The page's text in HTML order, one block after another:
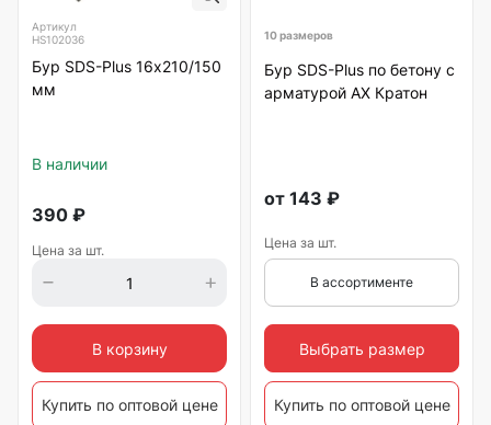
Артикул
HS102036
Бур SDS-Plus 16х210/150
мм
В наличии
390 ₽
Цена за шт.
В корзину
Купить по оптовой цене
10 размеров
Бур SDS-Plus по бетону с
арматурой АХ Кратон
от 143 ₽
Цена за шт.
В ассортименте
Выбрать размер
Купить по оптовой цене